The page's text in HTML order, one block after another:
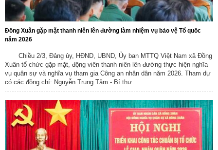
Đồng Xuân gặp mặt thanh niên lên đường làm nhiệm vụ bảo vệ Tổ quốc
năm 2026
Chiều 2/3, Đảng ủy, HĐND, UBND, Ủy ban MTTQ Việt Nam xã Đồng
Xuân tổ chức gặp mặt, động viên thanh niên lên đường thực hiện nghĩa
vụ quân sự và nghĩa vụ tham gia Công an nhân dân năm 2026. Tham dự
có các đồng chí: Nguyễn Trung Tâm - Bí thư ...